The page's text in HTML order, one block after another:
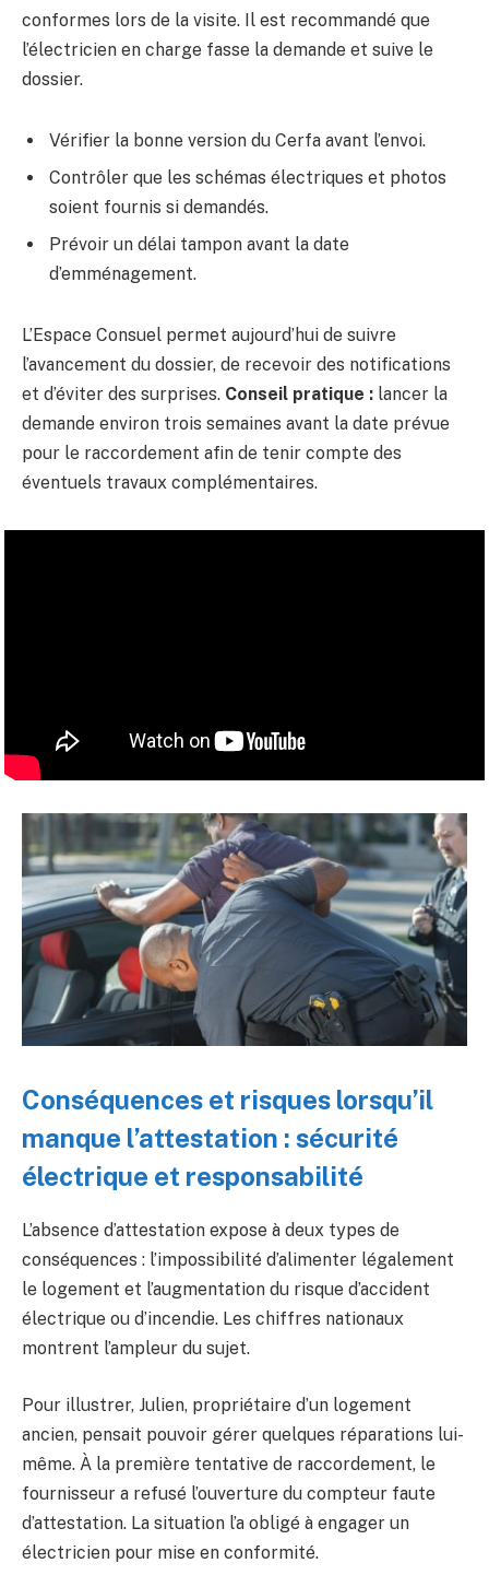
conformes lors de la visite. Il est recommandé que
l’électricien en charge fasse la demande et suive le
dossier.
Vérifier la bonne version du Cerfa avant l’envoi.
Contrôler que les schémas électriques et photos
soient fournis si demandés.
Prévoir un délai tampon avant la date
d’emménagement.
L’Espace Consuel permet aujourd’hui de suivre
l’avancement du dossier, de recevoir des notifications
et d’éviter des surprises. Conseil pratique : lancer la
demande environ trois semaines avant la date prévue
pour le raccordement afin de tenir compte des
éventuels travaux complémentaires.
Conséquences et risques lorsqu’il
manque l’attestation : sécurité
électrique et responsabilité
L’absence d’attestation expose à deux types de
conséquences : l’impossibilité d’alimenter légalement
le logement et l’augmentation du risque d’accident
électrique ou d’incendie. Les chiffres nationaux
montrent l’ampleur du sujet.
Pour illustrer, Julien, propriétaire d’un logement
ancien, pensait pouvoir gérer quelques réparations lui-
même. À la première tentative de raccordement, le
fournisseur a refusé l’ouverture du compteur faute
d’attestation. La situation l’a obligé à engager un
électricien pour mise en conformité.